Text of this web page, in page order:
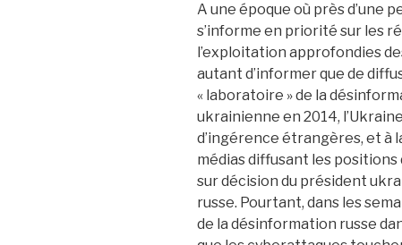
A une époque où près d’une
s’informe en priorité sur les
l’exploitation approfondies
autant d’informer que de
« laboratoire » de la
ukrainienne en 2014,
d’ingérence étrangères, et à
médias diffusant les
sur décision du président
russe. Pourtant, dans les
de la désinformation russe